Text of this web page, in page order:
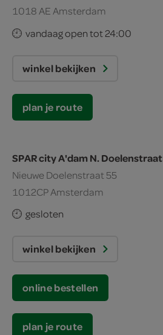
1018 AE Amsterdam
vandaag open tot 24:00
winkel bekijken
plan je route
SPAR city A'dam N. Doelenstraat
Nieuwe Doelenstraat 55
1012CP Amsterdam
gesloten
winkel bekijken
online bestellen
plan je route